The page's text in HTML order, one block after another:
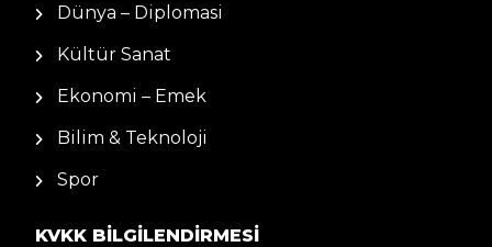
Dünya – Diplomasi
Kültür Sanat
Ekonomi – Emek
Bilim & Teknoloji
Spor
KVKK BILGILENDIRMESI